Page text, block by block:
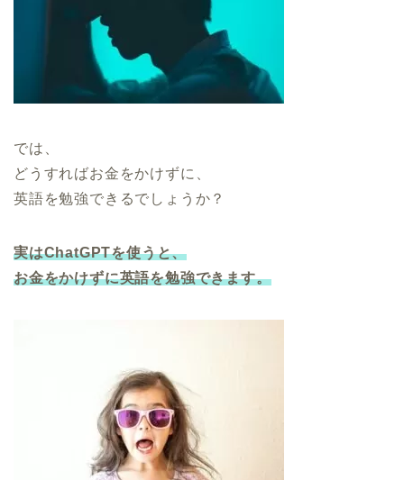
では、
どうすればお金をかけずに、
英語を勉強できるでしょうか？
実はChatGPTを使うと、
お金をかけずに英語を勉強できます。